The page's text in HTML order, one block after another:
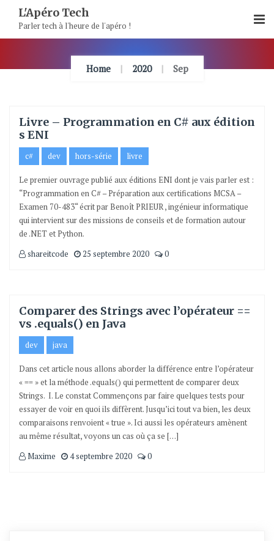
Content
L'Apéro Tech
Parler tech à l'heure de l'apéro !
Home 2020 Sep
Livre – Programmation en C# aux édition
s ENI
c# dev hors-série livre
Le premier ouvrage publié aux éditions ENI dont je vais parler est :
“Programmation en C# – Préparation aux certifications MCSA –
Examen 70-483“ écrit par Benoît PRIEUR , ingénieur informatique
qui intervient sur des missions de conseils et de formation autour
de .NET et Python.
shareitcode
25 septembre 2020 0
Comparer des Strings avec l’opérateur ==
vs .equals() en Java
dev java
Dans cet article nous allons aborder la différence entre l’opérateur
« == » et la méthode .equals() qui permettent de comparer deux
Strings. I. Le constat Commençons par faire quelques tests pour
essayer de voir en quoi ils diffèrent. Jusqu’ici tout va bien, les deux
comparaisons renvoient « true ». Ici aussi les opérateurs amènent
au même résultat, voyons un cas où ça se […]
Maxime
4 septembre 2020 0